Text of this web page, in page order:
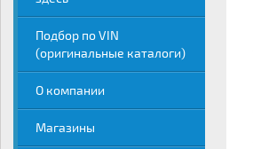
Подбор по VIN
(оригинальные каталоги)
О компании
Магазины